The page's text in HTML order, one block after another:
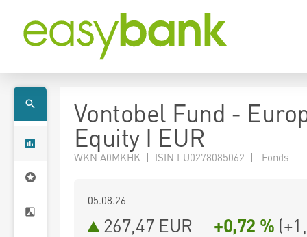
Vontobel Fund -
Equity I EUR
WKN A0MKHK | ISIN LU0278085062 | Fonds
05.08.26
267,47 EUR +0,72 % (